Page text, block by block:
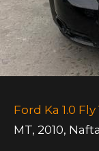
Ford Ka 1.0 Fly
MT, 2010, Nafta